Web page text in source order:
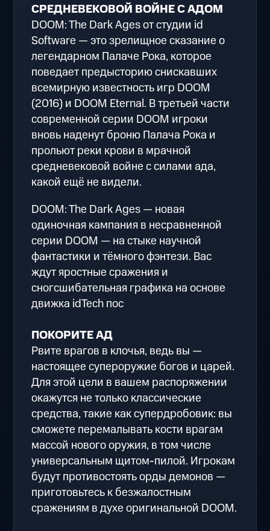
СРЕДНЕВЕКОВОЙ ВОЙНЕ С АДОМ
DOOM: The Dark Ages от студии id
Software — это зрелищное сказание о
легендарном Палаче Рока, которое
поведает предысторию снискавших
всемирную известность игр DOOM
(2016) и DOOM Eternal. В третьей части
современной серии DOOM игроки
вновь наденут броню Палача Рока и
прольют реки крови в мрачной
средневековой войне с силами ада,
какой ещё не видели.
DOOM: The Dark Ages — новая
одиночная кампания в несравненной
серии DOOM — на стыке научной
фантастики и тёмного фэнтези. Вас
ждут яростные сражения и
сногсшибательная графика на основе
движка idTech пос
ПОКОРИТЕ АД
Рвите врагов в клочья, ведь вы —
настоящее супероружие богов и царей.
Для этой цели в вашем распоряжении
окажутся не только классические
средства, такие как супердробовик: вы
сможете перемалывать кости врагам
массой нового оружия, в том числе
универсальным щитом-пилой. Игрокам
будут противостоять орды демонов —
приготовьтесь к безжалостным
сражениям в духе оригинальной DOOM.